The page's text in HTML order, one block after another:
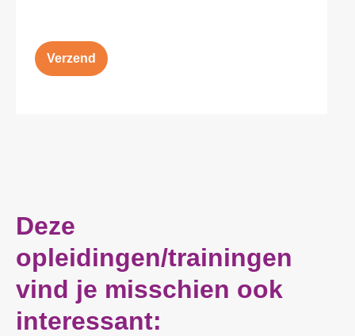
p
l
Verzend
Deze
opleidingen/trainingen
vind je misschien ook
interessant: